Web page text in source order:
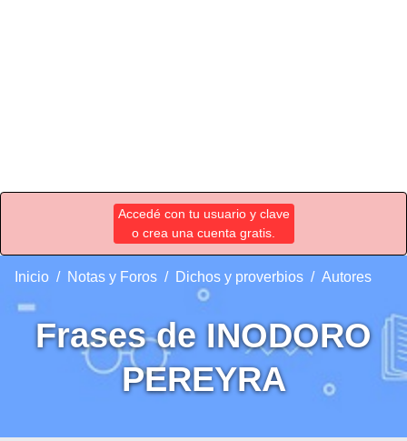
Accedé con tu usuario y clave
o crea una cuenta gratis.
Inicio Notas y Foros Dichos y proverbios Autores
Frases de INODORO
PEREYRA